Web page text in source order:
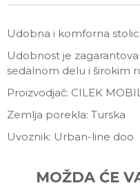
Udobna i komforna
Udobnost je
sedalnom delu i širokim
Proizvodjač: CILEK
Zemlja porekla: Turska
Uvoznik: Urban-line doo
MOŽDA ĆE